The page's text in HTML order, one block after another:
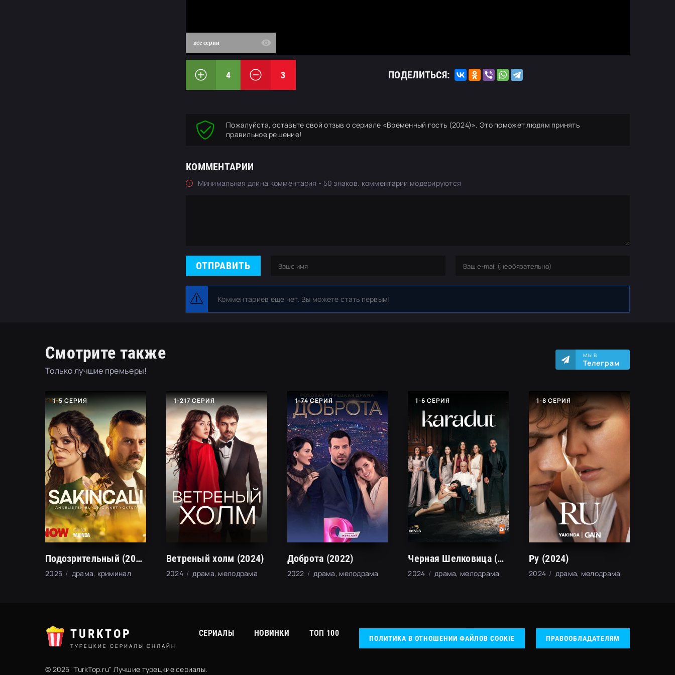
все серии
4 3 ПОДЕЛИТЬСЯ:
Пожалуйста, оставьте свой отзыв о сериале «Временный гость (2024)». Это поможет людям принять
правильное решение!
КОММЕНТАРИИ
Минимальная длина комментария - 50 знаков. комментарии модерируются
ОТПРАВИТЬ
Комментариев еще нет. Вы можете стать первым!
Смотрите также
Только лучшие премьеры!
МЫ В
Телеграм
1-5 СЕРИЯ
Подозрительный (2025)
2025 драма, криминал
1-217 СЕРИЯ
Ветреный холм (2024)
2024 драма, мелодрама
1-74 СЕРИЯ
Доброта (2022)
2022 драма, мелодрама
1-6 СЕРИЯ
Черная Шелковица (2024)
2024 драма, мелодрама
1-8 СЕРИЯ
Ру (2024)
2024 драма, мелодрама
TURKTOP
ТУРЕЦКИЕ СЕРИАЛЫ ОНЛАЙН
СЕРИАЛЫ НОВИНКИ ТОП 100
ПОЛИТИКА В ОТНОШЕНИИ ФАЙЛОВ COOKIE ПРАВООБЛАДАТЕЛЯМ
© 2025 "TurkTop.ru" Лучшие турецкие сериалы.